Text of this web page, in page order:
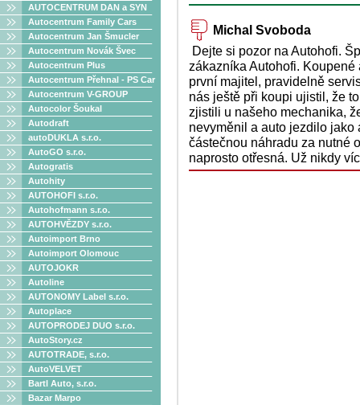
AUTOCENTRUM DAN a SYN
Autocentrum Family Cars
Autocentrum Jan Šmucler
Autocentrum Novák Švec
Autocentrum Plus
Autocentrum Přehnal - PS Car
Autocentrum V-GROUP
Autocolor Šoukal
Autodraft
autoDUKLA s.r.o.
AutoGO s.r.o.
Autogratis
Autohity
AUTOHOFI s.r.o.
Autohofmann s.r.o.
AUTOHVĚZDY s.r.o.
Autoimport Brno
Autoimport Olomouc
AUTOJOKR
Autoline
AUTONOMY Label s.r.o.
Autoplace
AUTOPRODEJ DUO s.r.o.
AutoStory.cz
AUTOTRADE, s.r.o.
AutoVELVET
Bartl Auto, s.r.o.
Bazar Marpo
Michal Svoboda
Dejte si pozor na Autohofi.
zákazníka Autohofi.
první majitel, pravidelně
nás ještě při koupi ujistil, že
zjistili u našeho mechanika,
nevyměnil a auto jezdilo
částečnou náhradu za nutné
naprosto otřesná. Už nikdy